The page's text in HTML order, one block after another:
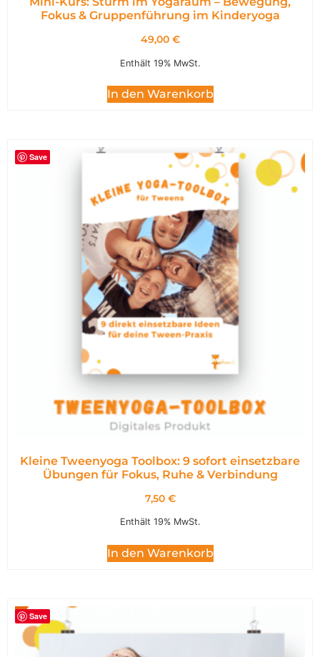
Fokus & Gruppenführung im Kinderyoga
49,00 €
Enthält 19% MwSt.
In den Warenkorb
Save
Kleine Tweenyoga Toolbox: 9 sofort einsetzbare
Übungen für Fokus, Ruhe & Verbindung
7,50 €
Enthält 19% MwSt.
In den Warenkorb
Save